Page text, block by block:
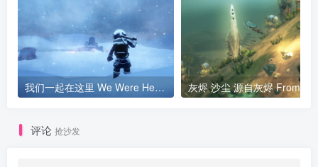
我们一起在这里 We Were Here Together
评论 抢沙发